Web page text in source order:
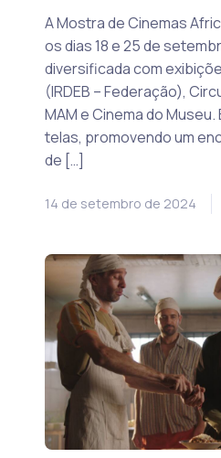
A Mostra de Cinemas
os dias 18 e 25 de
diversificada com
(IRDEB – Federação),
MAM e Cinema do
telas, promovendo um
de […]
14 de setembro de 2024